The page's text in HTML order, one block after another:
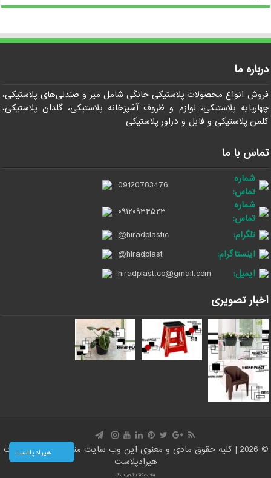
درباره ما
فروش انواع محصولات پلاستیکی خانگی شامل میز و صندلی‌های پلاستیکی،
چهارپایه پلاستیکی، لوازم و ظروف آشپزخانه پلاستیکی، گلدان پلاستیکی،
کلمن پلاستیکی و فایل و دراور پلاستیکی
تماس با ما
شماره
تماس:
09120783476
شماره
تماس:
۰۹۱۲۰۹۳۴۵۲۳
تلگرام:
@hiradplastic
اینستاگرام:
@hiradplast
ایمیل:
hiradplast.co@gmail.com
اخبار تصویری
© 2026 | کلیه حقوق مادی و معنوی این وب سایت متعلق است به سایت
هیرادپلاست
صادرات کالا با آرادبرندینگ
هیراد پلاست